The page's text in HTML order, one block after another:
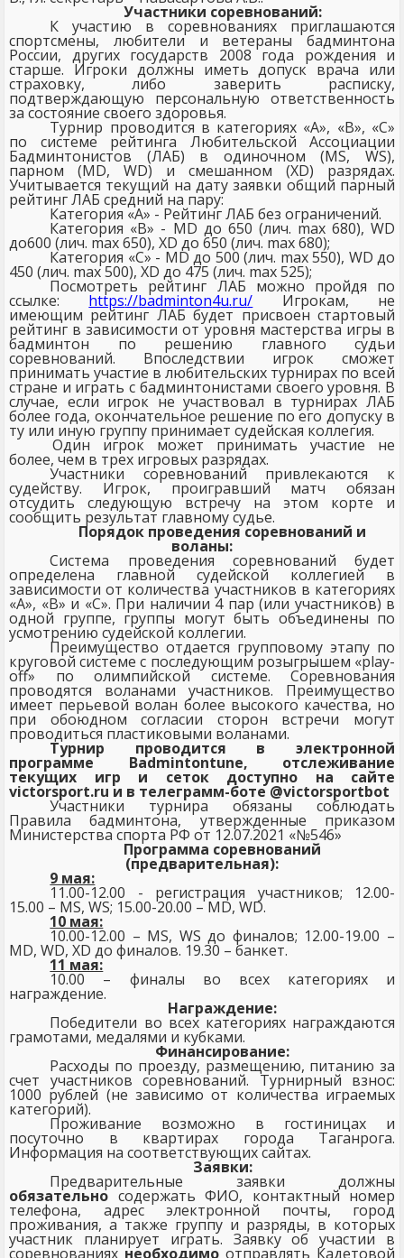
Участники соревнований:
К участию в соревнованиях приглашаются
спортсмены, любители и ветераны бадминтона
России, других государств 2008 года рождения и
старше. Игроки должны иметь допуск врача или
страховку, либо заверить расписку,
подтверждающую персональную ответственность
за состояние своего здоровья.
Турнир проводится в категориях «А», «В», «С»
по системе рейтинга Любительской Ассоциации
Бадминтонистов (ЛАБ) в одиночном (MS,WS),
парном (MD, WD) и смешанном (XD) разрядах.
Учитывается текущий на дату заявки общий парный
рейтинг ЛАБ средний на пару:
Категория «А» - Рейтинг ЛАБ без ограничений.
Категория «В» - MD до 650 (лич. max680),WD
до600 (лич. max650), XD до 650 (лич. max680);
Категория «С» - MDдо 500 (лич. max550), WD до
450 (лич. max500), XD до 475 (лич.max525);
Посмотреть рейтинг ЛАБ можно пройдя по
ссылке: https://badminton4u.ru/ Игрокам, не
имеющим рейтинг ЛАБ будет присвоен стартовый
рейтинг в зависимости от уровня мастерства игры в
бадминтон по решению главного судьи
соревнований. Впоследствии игрок сможет
принимать участие в любительских турнирах по всей
стране и играть с бадминтонистами своего уровня. В
случае, если игрок не участвовал в турнирах ЛАБ
более года, окончательное решение по его допуску в
ту или иную группу принимает судейская коллегия.
Один игрок может принимать участие не
более, чем в трех игровых разрядах.
Участники соревнований привлекаются к
судейству. Игрок, проигравший матч обязан
отсудить следующую встречу на этом корте и
сообщить результат главному судье.
Порядок проведения соревнований и
воланы:
Система проведения соревнований будет
определена главной судейской коллегией в
зависимости от количества участников в категориях
«А», «В» и «С». При наличии 4 пар (или участников) в
одной группе, группы могут быть объединены по
усмотрению судейской коллегии.
Преимущество отдается групповому этапу по
круговой системе с последующим розыгрышем «play-
off» по олимпийской системе. Соревнования
проводятся воланами участников. Преимущество
имеет перьевой волан более высокого качества, но
при обоюдном согласии сторон встречи могут
проводиться пластиковыми воланами.
Турнир проводится в электронной
программе Badmintontune, отслеживание
текущих игр и сеток доступно на сайте
victorsport.ru и в телеграмм-боте @victorsportbot
Участники турнира обязаны соблюдать
Правила бадминтона, утвержденные приказом
Министерства спорта РФ от 12.07.2021 «№546»
Программа соревнований
(предварительная):
9 мая:
11.00-12.00 - регистрация участников; 12.00-
15.00 – MS, WS; 15.00-20.00 –MD, WD.
10 мая:
10.00-12.00 – MS, WS до финалов; 12.00-19.00 –
MD, WD, XD до финалов. 19.30 – банкет.
11 мая:
10.00 – финалы во всех категориях и
награждение.
Награждение:
Победители во всех категориях награждаются
грамотами, медалями и кубками.
Финансирование:
Расходы по проезду, размещению, питанию за
счет участников соревнований. Турнирный взнос:
1000 рублей (не зависимо от количества играемых
категорий).
Проживание возможно в гостиницах и
посуточно в квартирах города Таганрога.
Информация на соответствующих сайтах.
Заявки:
Предварительные заявки должны
обязательно содержать ФИО, контактный номер
телефона, адрес электронной почты, город
проживания, а также группу и разряды, в которых
участник планирует играть. Заявку об участии в
соревнованиях необходимо отправлять Кадетовой